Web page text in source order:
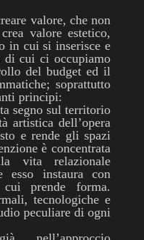
valore, che non
valore estetico,
in cui si inserisce e
di cui ci occupiamo
del budget ed il
soprattutto
principi:
segno sul territorio
artistica dell’opera
e rende gli spazi
è concentrata
vita relazionale
esso instaura con
prende forma.
tecnologiche e
peculiare di ogni